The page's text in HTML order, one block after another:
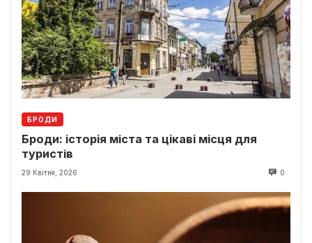
БРОДИ
Броди: історія міста та цікаві місця для
туристів
29 Квітня, 2026 0